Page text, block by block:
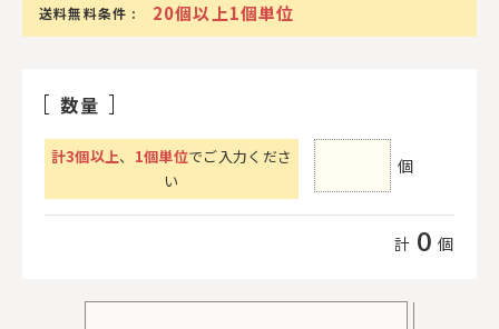
送料無料条件 : 20個以上1個単位
数量
計3個以上、 1個単位でご入力くださ
い
個
計 0 個